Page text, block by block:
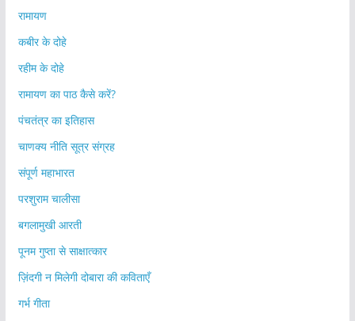
रामायण
कबीर के दोहे
रहीम के दोहे
रामायण का पाठ कैसे करें?
पंचतंत्र का इतिहास
चाणक्य नीति सूत्र संग्रह
संपूर्ण महाभारत
परशुराम चालीसा
बगलामुखी आरती
पूनम गुप्ता से साक्षात्कार
ज़िंदगी न मिलेगी दोबारा की कविताएँ
गर्भ गीता